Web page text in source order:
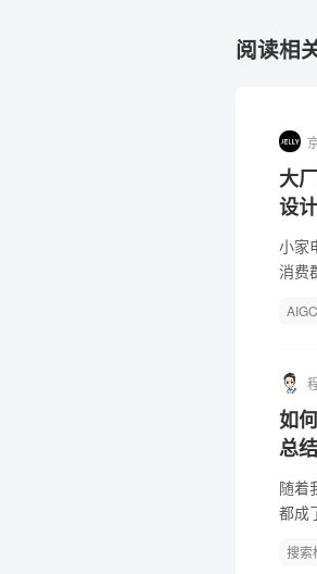
阅读相
大
设
小家
消费
作效
AIGC
如
总结
随着
都成
品
搜索